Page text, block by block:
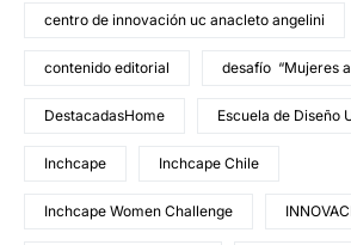
centro de innovación uc anacleto angelini
contenido editorial desafío “Mujeres
DestacadasHome Escuela de Diseño
Inchcape Inchcape Chile
Inchcape Women Challenge